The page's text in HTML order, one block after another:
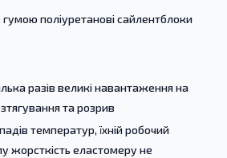
гумою поліуретанові сайлентблоки
разів великі навантаження на
та розрив
температур, їхній робочий
жорсткість еластомеру не